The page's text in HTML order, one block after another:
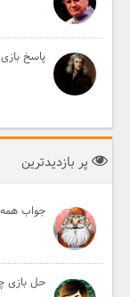
پاسخ
پر بازدیدترین
جواب همه
حل بازی